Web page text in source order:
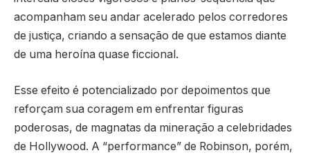
acompanham seu andar acelerado pelos corredores
de justiça, criando a sensação de que estamos diante
de uma heroína quase ficcional.
Esse efeito é potencializado por depoimentos que
reforçam sua coragem em enfrentar figuras
poderosas, de magnatas da mineração a celebridades
de Hollywood. A “performance” de Robinson, porém,